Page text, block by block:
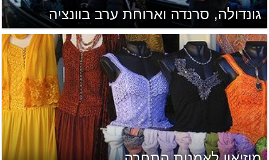
גונדולה, סרנדה וארוחת ערב בוונציה